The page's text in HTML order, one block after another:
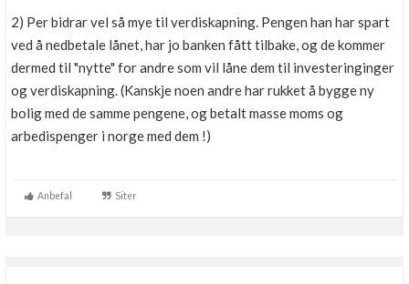
2) Per bidrar vel så mye til verdiskapning. Pengen han har spart
ved å nedbetale lånet, har jo banken fått tilbake, og de kommer
dermed til "nytte" for andre som vil låne dem til investeringinger
og verdiskapning. (Kanskje noen andre har rukket å bygge ny
bolig med de samme pengene, og betalt masse moms og
arbedispenger i norge med dem !)
Anbefal Siter